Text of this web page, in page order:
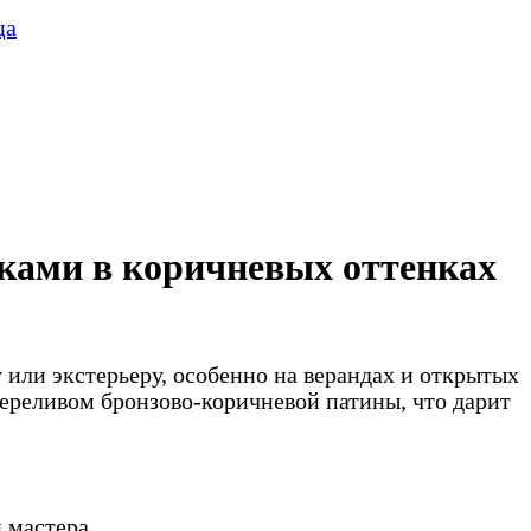
в коричневых оттенках
экстерьеру, особенно на верандах и открытых
бронзово-коричневой патины, что дарит